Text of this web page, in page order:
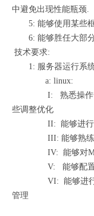
中避免出现性能瓶颈.
5: 能够使用某些框
6: 能够胜任大部分
技术要求:
1: 服务器运行系
a: linux:
I: 熟悉操作一种
些调整优化
II: 能够进行不
III: 能够熟练使
IV: 能够对
V: 能够配置小型
VI: 能够进行
管理